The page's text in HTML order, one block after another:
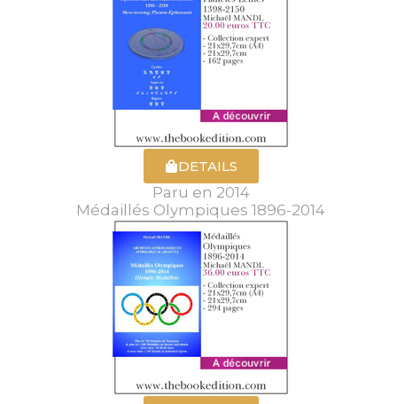
DETAILS
Paru en 2014
Médaillés Olympiques 1896-2014